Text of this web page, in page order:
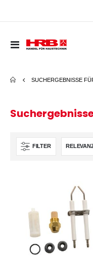
Navigation
SUCHERGEBNISSE
FILTER